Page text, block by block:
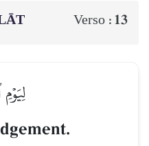
Verso : 13